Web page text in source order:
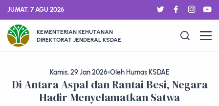
JUMAT, 7 AGU 2026
KEMENTERIAN KEHUTANAN
DIREKTORAT JENDERAL KSDAE
Kamis, 29 Jan 2026 Oleh Humas KSDAE
Di Antara Aspal dan Rantai Besi, Negara
Hadir Menyelamatkan Satwa